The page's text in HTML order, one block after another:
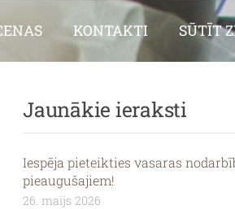
KONTAKTI SŪTĪT
Jaunākie ieraksti
Iespēja pieteikties vasaras
pieaugušajiem!
26. maijs 2026